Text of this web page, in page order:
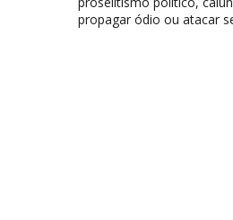
propagar ódio ou atacar